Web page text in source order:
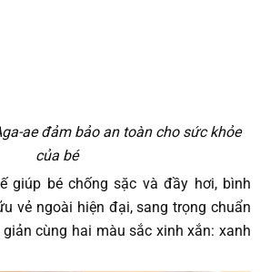
ae đảm bảo an toàn cho sức khỏe
của bé
giúp bé chống sặc và đầy hơi, bình
vẻ ngoài hiện đại, sang trọng chuẩn
cùng hai màu sắc xinh xắn: xanh